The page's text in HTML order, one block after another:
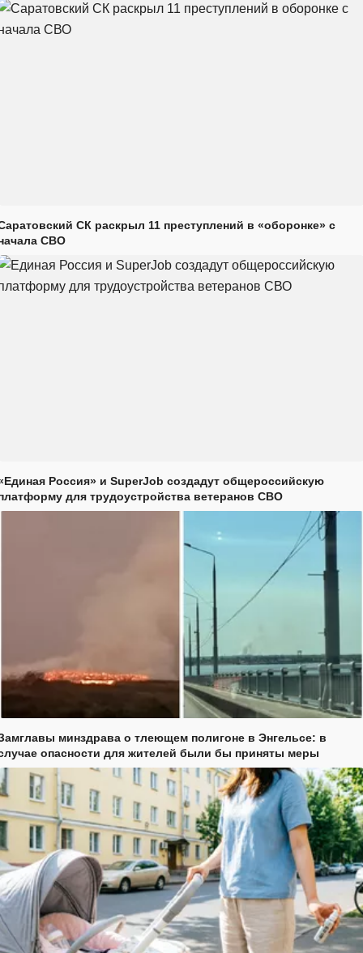
СК раскрыл 11 преступлений в «оборонке» с
СВО
Россия» и SuperJob создадут общероссийскую
для трудоустройства ветеранов СВО
минздрава о тлеющем полигоне в Энгельсе: в
опасности для жителей были бы приняты меры